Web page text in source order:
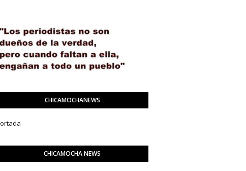
CHICAMOCHANEWS
CHICAMOCHA NEWS